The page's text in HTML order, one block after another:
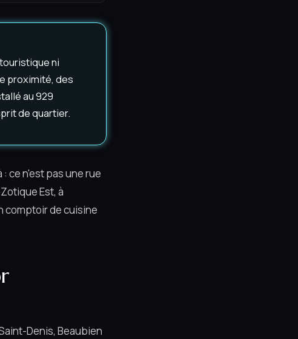
ni
proximité, des
au 929
de quartier.
ce n'est pas une rue
Est, à
comptoir de cuisine
Denis, Beaubien